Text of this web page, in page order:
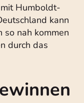
Humboldt-
kann
so nah kommen
durch das